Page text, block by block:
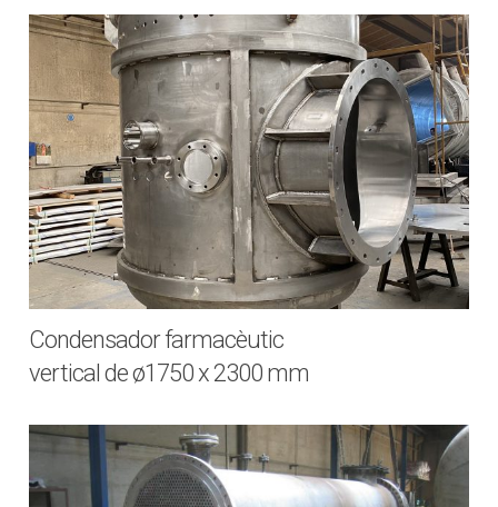
Condensador farmacèutic
vertical de ø1750 x 2300 mm